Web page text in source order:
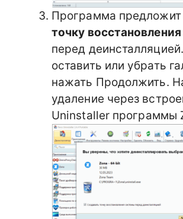
Программа предложит
точку
перед
оставить или убрать
нажать Продолжить.
удаление через
Uninstaller программы